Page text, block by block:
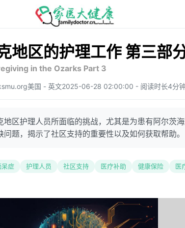
地区的护理工作 第三部
in the Ozarks Part 3
美国 - 英文2025-06-28 02:00:00 - 阅读时长4分
地区护理人员所面临的挑战，尤其是为患有阿尔茨
题，揭示了社区支持的重要性以及如何获取帮助。
呆症 护理人员 社区支持 医疗补助 健康保险 医